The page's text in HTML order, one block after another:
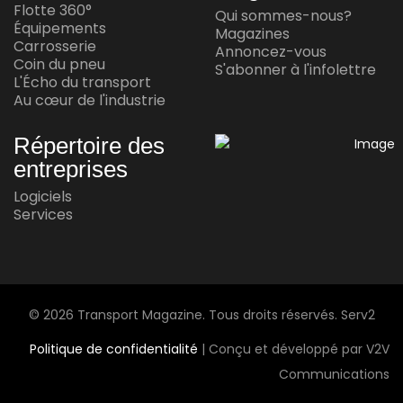
réussite en conduite autonome
Jul 15, 2026
AU CŒUR DE L'INDUSTRIE
Express Frontières
Jul 14, 2026
Jul 13, 2026
Flotte 360°
Équipements
Carrosserie
Coin du pneu
L'Écho du transport
Au cœur de l'industrie
Qui sommes-nous?
Magazines
Annoncez-vous
S'abonner à l'infolettre
Répertoire des
entreprises
Logiciels
Services
© 2026 Transport Magazine. Tous droits réservés. Serv2
Politique de confidentialité | Conçu et développé par V2V
Communications